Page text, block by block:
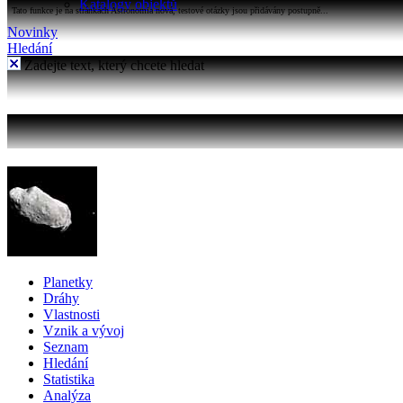
Katalogy objektů
Tato funkce je na stránkách Astronomia nová, testové otázky jsou přidávány postupně...
Novinky
Hledání
Zadejte text, který chcete hledat
Planetky
Dráhy
Vlastnosti
Vznik a vývoj
Seznam
Hledání
Statistika
Analýza